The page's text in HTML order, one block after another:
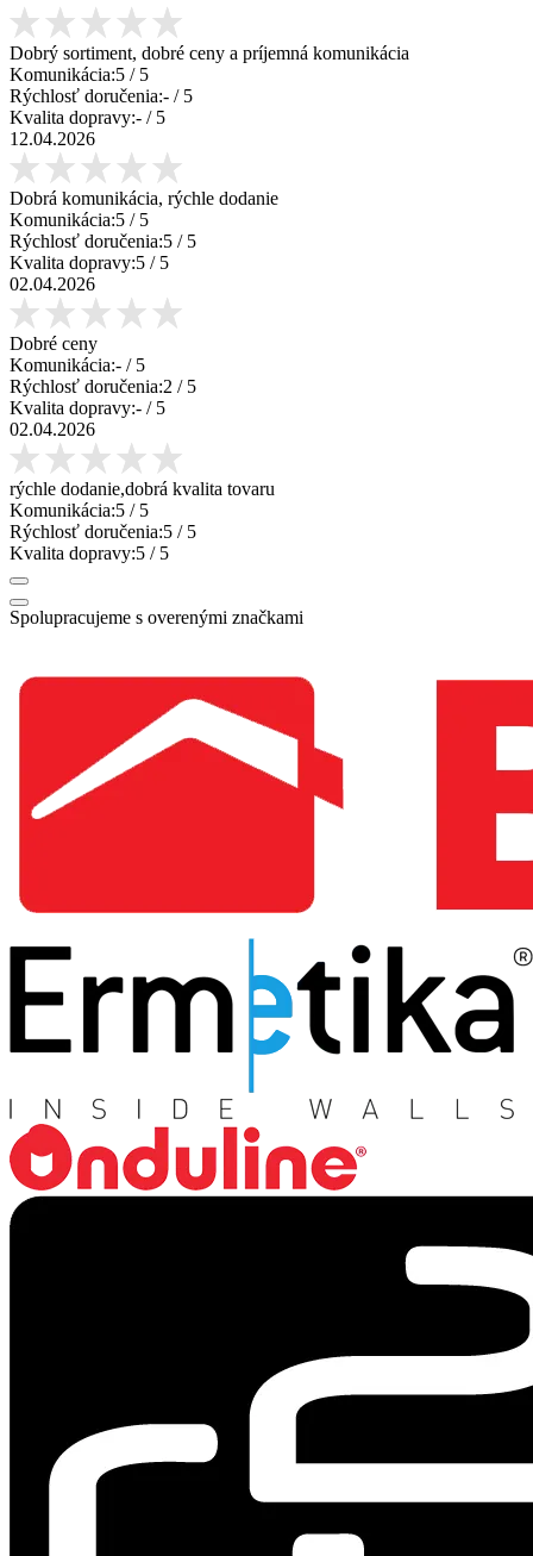
Dobrý sortiment, dobré ceny a príjemná komunikácia
Komunikácia:5 / 5
Rýchlosť doručenia:- / 5
Kvalita dopravy:- / 5
12.04.2026
Dobrá komunikácia, rýchle dodanie
Komunikácia:5 / 5
Rýchlosť doručenia:5 / 5
Kvalita dopravy:5 / 5
02.04.2026
Dobré ceny
Komunikácia:- / 5
Rýchlosť doručenia:2 / 5
Kvalita dopravy:- / 5
02.04.2026
rýchle dodanie,dobrá kvalita tovaru
Komunikácia:5 / 5
Rýchlosť doručenia:5 / 5
Kvalita dopravy:5 / 5
Spolupracujeme s overenými značkami